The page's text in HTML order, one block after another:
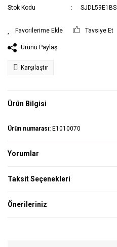
Stok Kodu
SJDL59E1BS
Tavsiye Et
Ürünü Paylaş
Karşılaştır
Ürün Bilgisi
Ürün numarası: E1010070
Yorumlar
Taksit Seçenekleri
Önerileriniz